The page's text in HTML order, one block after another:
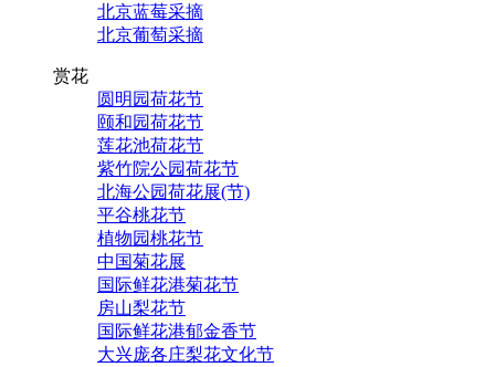
北京蓝莓采摘
北京葡萄采摘
赏花
圆明园荷花节
颐和园荷花节
莲花池荷花节
紫竹院公园荷花节
北海公园荷花展(节)
平谷桃花节
植物园桃花节
中国菊花展
国际鲜花港菊花节
房山梨花节
国际鲜花港郁金香节
大兴庞各庄梨花文化节